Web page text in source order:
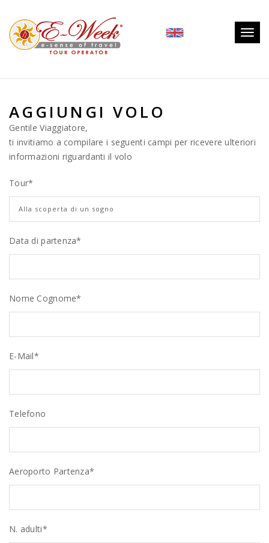
AGGIUNGI VOLO
Gentile Viaggiatore,
ti invitiamo a compilare i seguenti campi per ricevere ulteriori
informazioni riguardanti il volo
Tour*
Data di partenza*
Nome Cognome*
E-Mail*
Telefono
Aeroporto Partenza*
N. adulti*